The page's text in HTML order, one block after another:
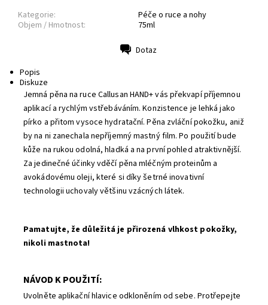
Kategorie:
Péče o ruce a nohy
Objem / Hmotnost:
75ml
Dotaz
Popis
Diskuze
Jemná pěna na ruce Callusan HAND+ vás překvapí příjemnou
aplikací a rychlým vstřebáváním. Konzistence je lehká jako
pírko a přitom vysoce hydratační. Pěna zvláční pokožku, aniž
by na ni zanechala nepříjemný mastný film. Po použití bude
kůže na rukou odolná, hladká a na první pohled atraktivnější.
Za jedinečné účinky vděčí pěna mléčným proteinům a
avokádovému oleji, které si díky šetrné inovativní
technologii uchovaly většinu vzácných látek.
Pamatujte, že důležitá je přirozená vlhkost pokožky,
nikoli mastnota!
NÁVOD K POUŽITÍ:
Uvolněte aplikační hlavice odkloněním od sebe. Protřepejte